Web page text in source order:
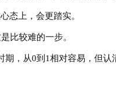
上，会更踏实。
较难的一步。
，从0到1相对容易，但认